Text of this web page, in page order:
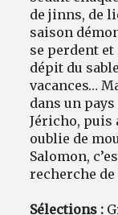
de jinns, de
saison
se perdent
dépit du
vacances…
dans un pays
Jéricho, puis
oublie de
Salomon,
recherche
Sélections :